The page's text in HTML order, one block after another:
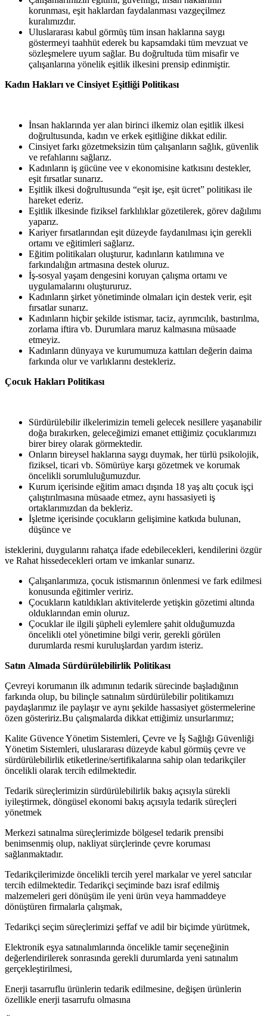
korunması, eşit haklardan faydalanması vazgeçilmez
kuralımızdır.
Uluslararası kabul görmüş tüm insan haklarına saygı
göstermeyi taahhüt ederek bu kapsamdaki tüm mevzuat ve
sözleşmelere uyum sağlar. Bu doğrultuda tüm misafir ve
çalışanlarına yönelik eşitlik ilkesini prensip edinmiştir.
Kadın Hakları ve Cinsiyet Eşitliği Politikası
İnsan haklarında yer alan birinci ilkemiz olan eşitlik ilkesi
doğrultusunda, kadın ve erkek eşitliğine dikkat edilir.
Cinsiyet farkı gözetmeksizin tüm çalışanların sağlık, güvenlik
ve refahlarını sağlarız.
Kadınların iş gücüne vee v ekonomisine katkısını destekler,
eşit fırsatlarsunarız.
Eşitlik ilkesi doğrultusunda “eşit işe, eşit ücret” politikası ile
hareket ederiz.
Eşitlik ilkesinde fiziksel farklılıklar gözetilerek, görev dağılımı
yaparız.
Kariyer fırsatlarından eşit düzeyde faydanılması için gerekli
ortamı ve eğitimleri sağlarız.
Eğitim politikaları oluşturur, kadınların katılımına ve
farkındalığın artmasına destek oluruz.
İş-sosyal yaşam dengesini koruyan çalışma ortamı ve
uygulamalarını oluştururuz.
Kadınların şirket yönetiminde olmaları için destek verir, eşit
fırsatlarsunarız.
Kadınların hiçbir şekilde istismar, taciz, ayrımcılık, bastırılma,
zorlama iftira vb. Durumlara maruz kalmasına müsaade
etmeyiz.
Kadınların dünyaya ve kurumumuza kattıları değerin daima
farkında olur ve varlıklarını destekleriz.
Çocuk Hakları Politikası
Sürdürülebilir ilkelerimizin temeli gelecek nesillere yaşanabilir
doğa bırakırken, geleceğimizi emanet ettiğimiz çocuklarımızı
birer birey olarak görmektedir.
Onların bireysel haklarına saygı duymak, her türlü psikolojik,
fiziksel, ticari vb. Sömürüye karşı gözetmek ve korumak
öncelikli sorumluluğumuzdur.
Kurum içerisinde eğitim amacı dışında 18 yaş altı çocuk işçi
çalıştırılmasına müsaade etmez, aynı hassasiyeti iş
ortaklarımızdan da bekleriz.
İşletme içerisinde çocukların gelişimine katkıda bulunan,
düşünce ve
isteklerini, duygularını rahatça ifade edebilecekleri, kendilerini özgür
ve Rahat hissedecekleri ortam ve imkanlar sunarız.
Çalışanlarımıza, çocuk istismarının önlenmesi ve fark edilmesi
konusunda eğitimler veririz.
Çocukların katıldıkları aktivitelerde yetişkin gözetimi altında
olduklarından emin oluruz.
Çocuklar ile ilgili şüpheli eylemlere şahit olduğumuzda
öncelikli otel yönetimine bilgi verir, gerekli görülen
durumlarda resmi kuruluşlardan yardım isteriz.
Satın Almada Sürdürülebilirlik Politikası
Çevreyi korumanın ilk adımının tedarik sürecinde başladığının
farkında olup, bu bilinçle satınalım sürdürülebilir politikamızı
paydaşlarımız ile paylaşır ve aynı şekilde hassasiyet göstermelerine
özen gösteririz.Bu çalışmalarda dikkat ettiğimiz unsurlarımız;
Kalite Güvence Yönetim Sistemleri, Çevre ve İş Sağlığı Güvenliği
Yönetim Sistemleri, uluslararası düzeyde kabul görmüş çevre ve
sürdürülebilirlik etiketlerine/sertifikalarına sahip olan tedarikçiler
öncelikli olarak tercih edilmektedir.
Tedarik süreçlerimizin sürdürülebilirlik bakış açısıyla sürekli
iyileştirmek, döngüsel ekonomi bakış açısıyla tedarik süreçleri
yönetmek
Merkezi satınalma süreçlerimizde bölgesel tedarik prensibi
benimsenmiş olup, nakliyat sürçlerinde çevre koruması
sağlanmaktadır.
Tedarikçilerimizde öncelikli tercih yerel markalar ve yerel satıcılar
tercih edilmektedir. Tedarikçi seçiminde bazı israf edilmiş
malzemeleri geri dönüşüm ile yeni ürün veya hammaddeye
dönüştüren firmalarla çalışmak,
Tedarikçi seçim süreçlerimizi şeffaf ve adil bir biçimde yürütmek,
Elektronik eşya satınalımlarında öncelikle tamir seçeneğinin
değerlendirilerek sonrasında gerekli durumlarda yeni satınalım
gerçekleştirilmesi,
Enerji tasarruflu ürünlerin tedarik edilmesine, değişen ürünlerin
özellikle enerji tasarrufu olmasına